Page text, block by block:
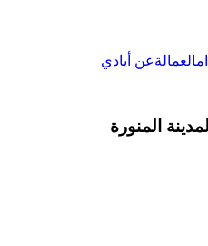
العمالةعن أيادي
المنورة